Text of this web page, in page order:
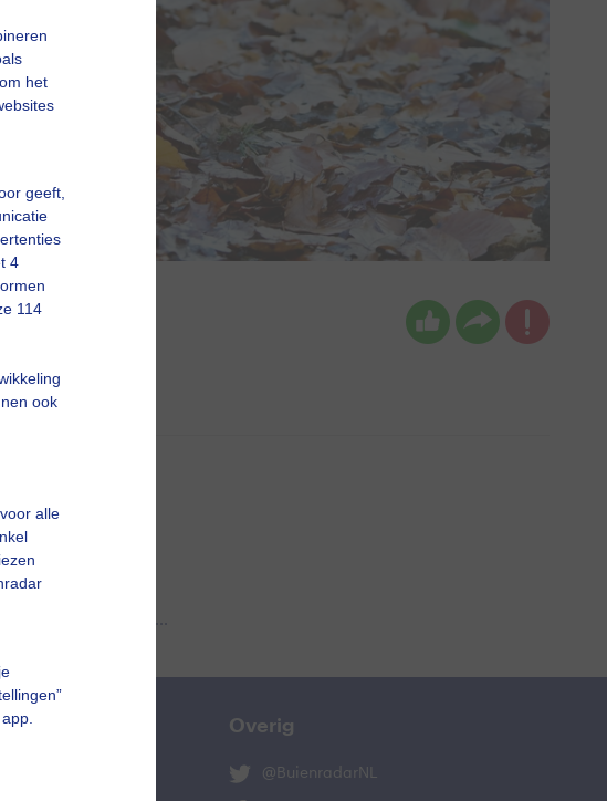
het
geeft,
4
114
ook
alle
Overig
@BuienradarNL